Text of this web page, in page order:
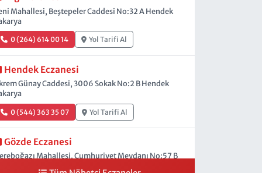
Mahallesi, Beştepeler Caddesi No:32 A Hendek
0 (264) 614 00 14 Yol Tarifi Al
Hendek Eczanesi
Günay Caddesi, 3006 Sokak No:2 B Hendek
0 (544) 363 35 07 Yol Tarifi Al
Gözde Eczanesi
Mahallesi, Cumhuriyet Meydanı No:57 B